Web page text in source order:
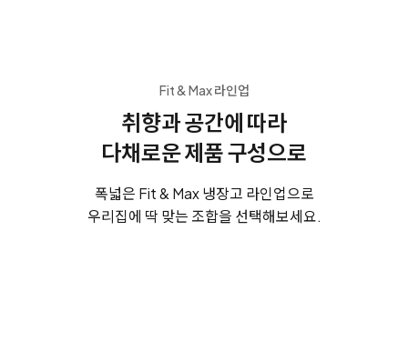
Fit & Max 라인업
취향과 공간에 따라
다채로운 제품 구성으로
폭넓은 Fit & Max 냉장고 라인업으로
우리집에 딱 맞는 조합을 선택해보세요.